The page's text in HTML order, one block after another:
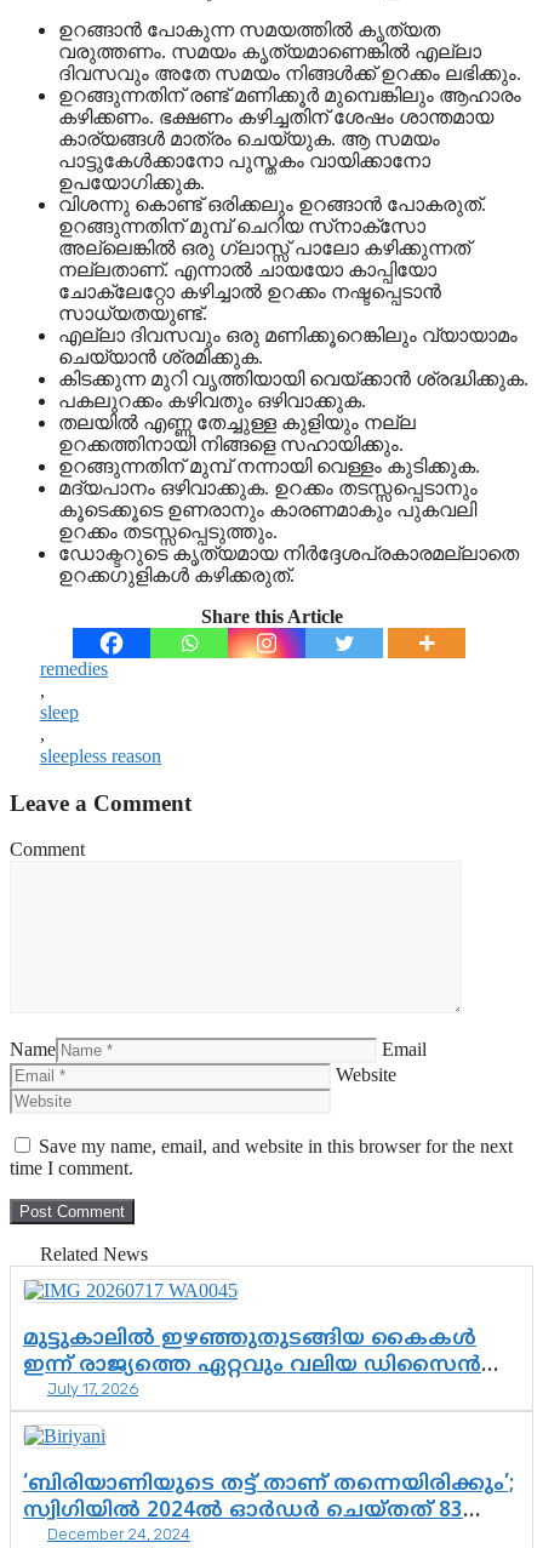
ഉറങ്ങാന്‍ പോകുന്ന സമയത്തില്‍ കൃത്യത
വരുത്തണം. സമയം കൃത്യമാണെങ്കില്‍ എല്ലാ
ദിവസവും അതേ സമയം നിങ്ങള്‍ക്ക് ഉറക്കം ലഭിക്കും.
ഉറങ്ങുന്നതിന് രണ്ട് മണിക്കൂര്‍ മുമ്പെങ്കിലും ആഹാരം
കഴിക്കണം. ഭക്ഷണം കഴിച്ചതിന് ശേഷം ശാന്തമായ
കാര്യങ്ങള്‍ മാത്രം ചെയ്യുക. ആ സമയം
പാട്ടുകേള്‍ക്കാനോ പുസ്തകം വായിക്കാനോ
ഉപയോഗിക്കുക.
വിശന്നു കൊണ്ട് ഒരിക്കലും ഉറങ്ങാന്‍ പോകരുത്.
ഉറങ്ങുന്നതിന് മുമ്പ് ചെറിയ സ്‌നാക്‌സോ
അല്ലെങ്കില്‍ ഒരു ഗ്ലാസ്സ് പാലോ കഴിക്കുന്നത്
നല്ലതാണ്. എന്നാല്‍ ചായയോ കാപ്പിയോ
ചോക്ലേറ്റോ കഴിച്ചാല്‍ ഉറക്കം നഷ്ടപ്പെടാന്‍
സാധ്യതയുണ്ട്.
എല്ലാ ദിവസവും ഒരു മണിക്കൂറെങ്കിലും വ്യായാമം
ചെയ്യാന്‍ ശ്രമിക്കുക.
കിടക്കുന്ന മുറി വൃത്തിയായി വെയ്ക്കാന്‍ ശ്രദ്ധിക്കുക.
പകലുറക്കം കഴിവതും ഒഴിവാക്കുക.
തലയില്‍ എണ്ണ തേച്ചുള്ള കുളിയും നല്ല
ഉറക്കത്തിനായി നിങ്ങളെ സഹായിക്കും.
ഉറങ്ങുന്നതിന് മുമ്പ് നന്നായി വെള്ളം കുടിക്കുക.
മദ്യപാനം ഒഴിവാക്കുക. ഉറക്കം തടസ്സപ്പെടാനും
കൂടെക്കൂടെ ഉണരാനും കാരണമാകും പുകവലി
ഉറക്കം തടസ്സപ്പെടുത്തും.
ഡോക്ടറുടെ കൃത്യമായ നിര്‍ദ്ദേശപ്രകാരമല്ലാതെ
ഉറക്കഗുളികള്‍ കഴിക്കരുത്.
Share this Article
remedies
,
sleep
,
sleepless reason
Leave a Comment
Comment
Name
Email
Website
Save my name, email, and website in this browser for the next
time I comment.
Related News
മുട്ടുകാലിൽ ഇഴഞ്ഞുതുടങ്ങിയ കൈകൾ
ഇന്ന് രാജ്യത്തെ ഏറ്റവും വലിയ ഡിസൈൻ
ക്യാമ്പസിലേക്കെത്തി; ഓട്ടോ ഡ്രൈവറുടെ
മകൾ മാനസമീരയുടെ ജൈത്രയാത്ര
July 17, 2026
‘ബിരിയാണിയുടെ തട്ട് താണ് തന്നെയിരിക്കും’;
സ്വിഗിയില്‍ 2024ല്‍ ഓര്‍ഡര്‍ ചെയ്തത് 83
ദശലക്ഷം ബിരിയാണി
December 24, 2024